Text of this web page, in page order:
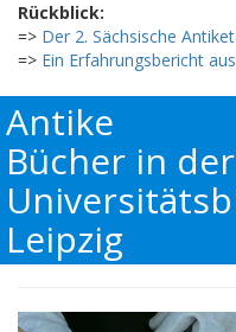
Rückblick:
=> Der 2. Sächsische
=> Ein Erfahrungsbericht
Antike
Bücher in der
Leipzig